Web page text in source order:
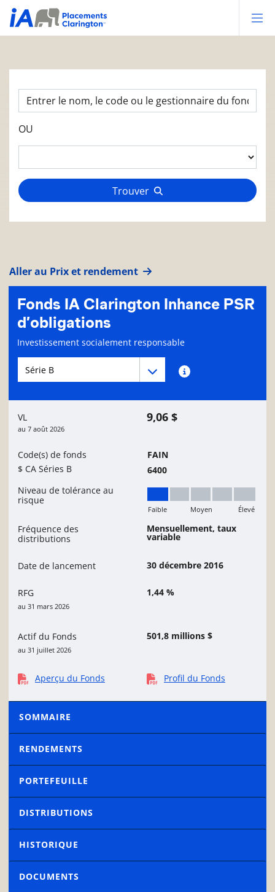
OU
Trouver
Aller au Prix et rendement
Fonds IA Clarington Inhance PSR
d’obligations
Page d'informations sur le fonds
Investissement socialement responsable
Menu déroulant des séries du Fonds
Menu déroulant des séries du Fonds
VL
au 7 août 2026
9,06 $
Code(s) de fonds
$ CA Séries B
FAIN
6400
Niveau de tolérance au
risque
Faible
Faible Moyen Élevé
Fréquence des
distributions
Mensuellement, taux
variable
Date de lancement 30 décembre 2016
RFG
au 31 mars 2026
1,44 %
Actif du Fonds
au 31 juillet 2026
501,8 millions $
Aperçu du Fonds Profil du Fonds
SOMMAIRE
RENDEMENTS
PORTEFEUILLE
DISTRIBUTIONS
HISTORIQUE
DOCUMENTS